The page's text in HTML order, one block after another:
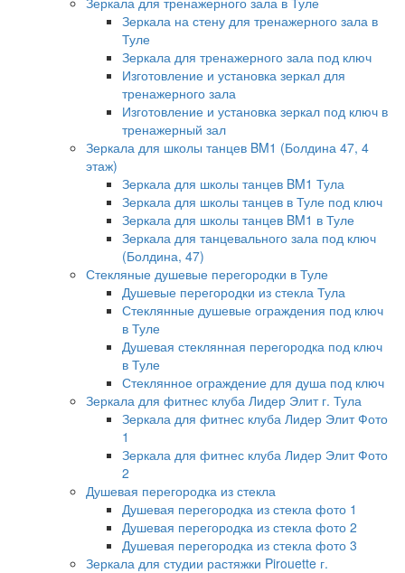
Зеркала на стену для тренажерного зала в
Туле
Зеркала для тренажерного зала под ключ
Изготовление и установка зеркал для
тренажерного зала
Изготовление и установка зеркал под ключ в
тренажерный зал
Зеркала для школы танцев BM1 (Болдина 47, 4
этаж)
Зеркала для школы танцев BM1 Тула
Зеркала для школы танцев в Туле под ключ
Зеркала для школы танцев BM1 в Туле
Зеркала для танцевального зала под ключ
(Болдина, 47)
Стекляные душевые перегородки в Туле
Душевые перегородки из стекла Тула
Стеклянные душевые ограждения под ключ
в Туле
Душевая стеклянная перегородка под ключ
в Туле
Стеклянное ограждение для душа под ключ
Зеркала для фитнес клуба Лидер Элит г. Тула
Зеркала для фитнес клуба Лидер Элит Фото
1
Зеркала для фитнес клуба Лидер Элит Фото
2
Душевая перегородка из стекла
Душевая перегородка из стекла фото 1
Душевая перегородка из стекла фото 2
Душевая перегородка из стекла фото 3
Зеркала для студии растяжки Pirouette г.